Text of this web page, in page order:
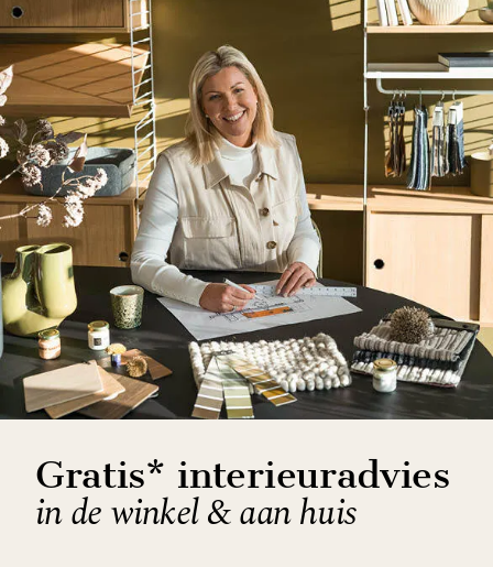
Gratis* interieuradvies
in de winkel & aan huis